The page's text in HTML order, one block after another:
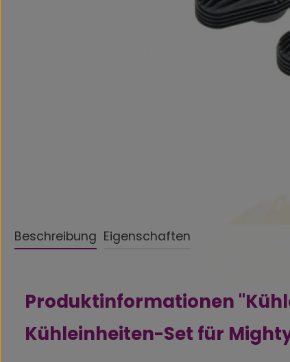
Beschreibung Eigenschaften
Produktinformationen
Kühleinheiten-Set für